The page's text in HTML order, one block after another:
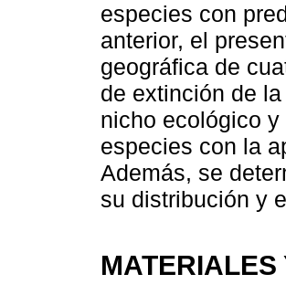
especies con
anterior, el
geográfica de
de extinción de
nicho ecológico
especies con la
Además, se
su distribución y
MATERIALES